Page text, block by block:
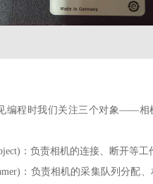
编程时我们关注三个对象——相
：负责相机的连接、断开等工
：负责相机的采集队列分配